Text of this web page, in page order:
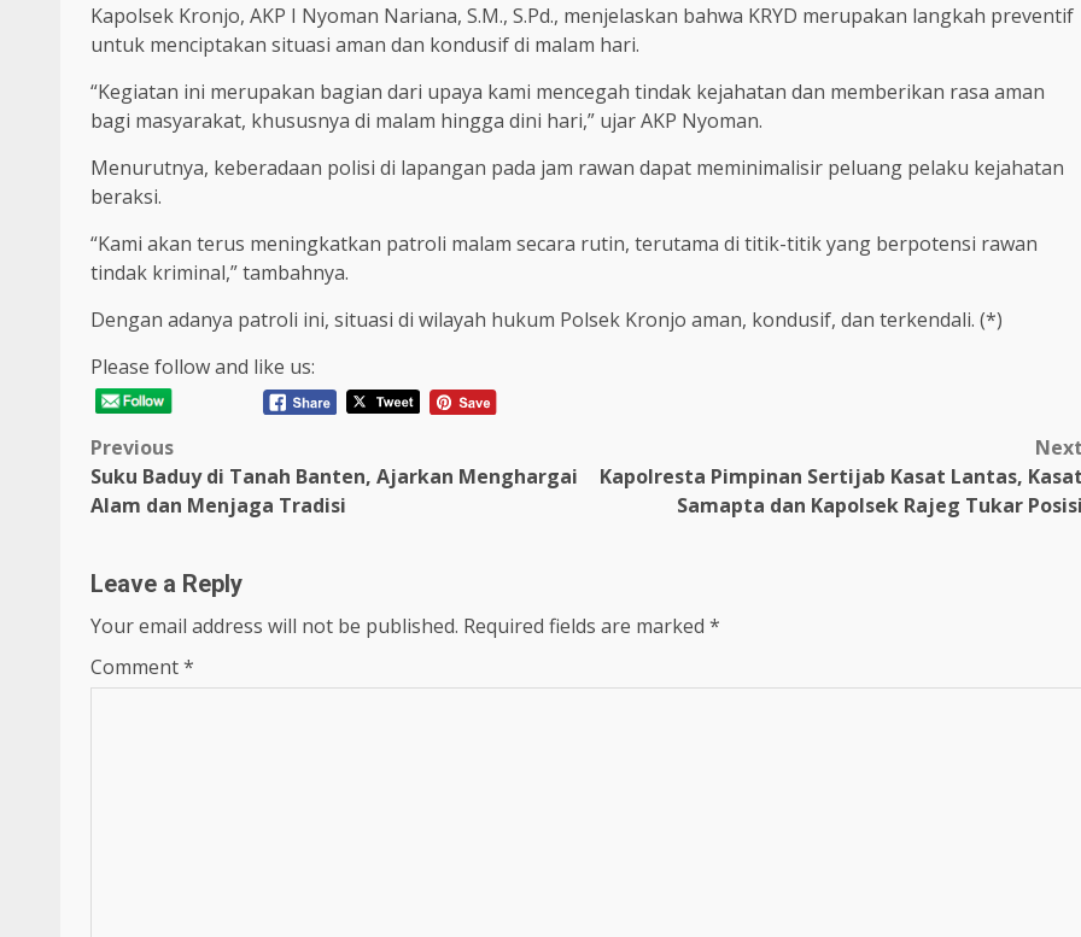
Kapolsek Kronjo, AKP I Nyoman Nariana, S.M., S.Pd., menjelaskan bahwa KRYD merupakan langkah preventif
untuk menciptakan situasi aman dan kondusif di malam hari.
“Kegiatan ini merupakan bagian dari upaya kami mencegah tindak kejahatan dan memberikan rasa aman
bagi masyarakat, khususnya di malam hingga dini hari,” ujar AKP Nyoman.
Menurutnya, keberadaan polisi di lapangan pada jam rawan dapat meminimalisir peluang pelaku kejahatan
beraksi.
“Kami akan terus meningkatkan patroli malam secara rutin, terutama di titik-titik yang berpotensi rawan
tindak kriminal,” tambahnya.
Dengan adanya patroli ini, situasi di wilayah hukum Polsek Kronjo aman, kondusif, dan terkendali. (*)
Please follow and like us:
Post
navigation
Previous
Suku Baduy di Tanah Banten, Ajarkan Menghargai
Alam dan Menjaga Tradisi
Kapolresta Pimpinan Sertijab Kasat Lantas,
Samapta dan Kapolsek Rajeg Tukar
Leave a Reply
Your email address will not be published. Required fields are marked *
Comment*